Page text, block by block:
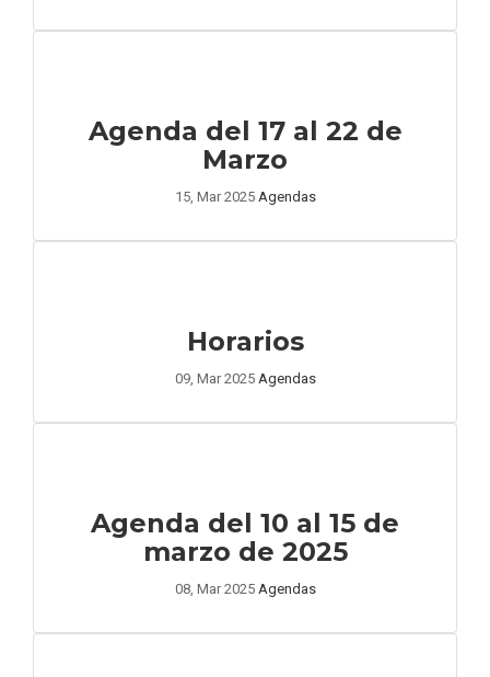
Agenda del 17 al 22 de
Marzo
15, Mar 2025 Agendas
Horarios
09, Mar 2025 Agendas
Agenda del 10 al 15 de
marzo de 2025
08, Mar 2025 Agendas